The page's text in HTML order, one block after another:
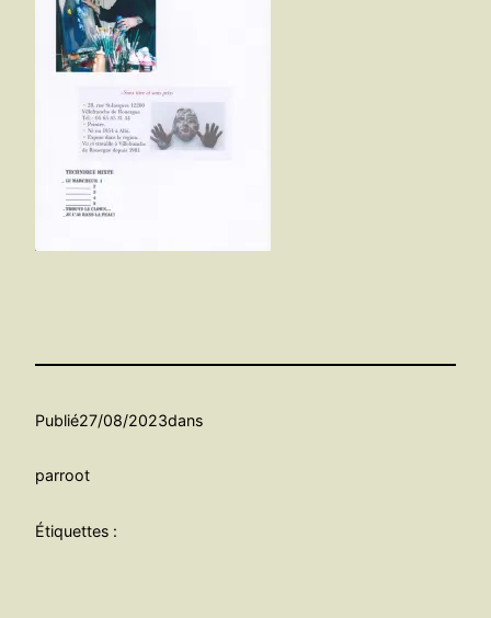
Publié27/08/2023dans
parroot
Étiquettes :